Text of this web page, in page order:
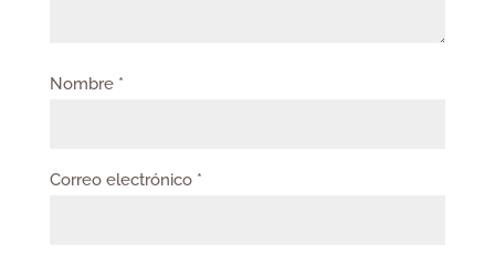
Nombre *
Correo electrónico *